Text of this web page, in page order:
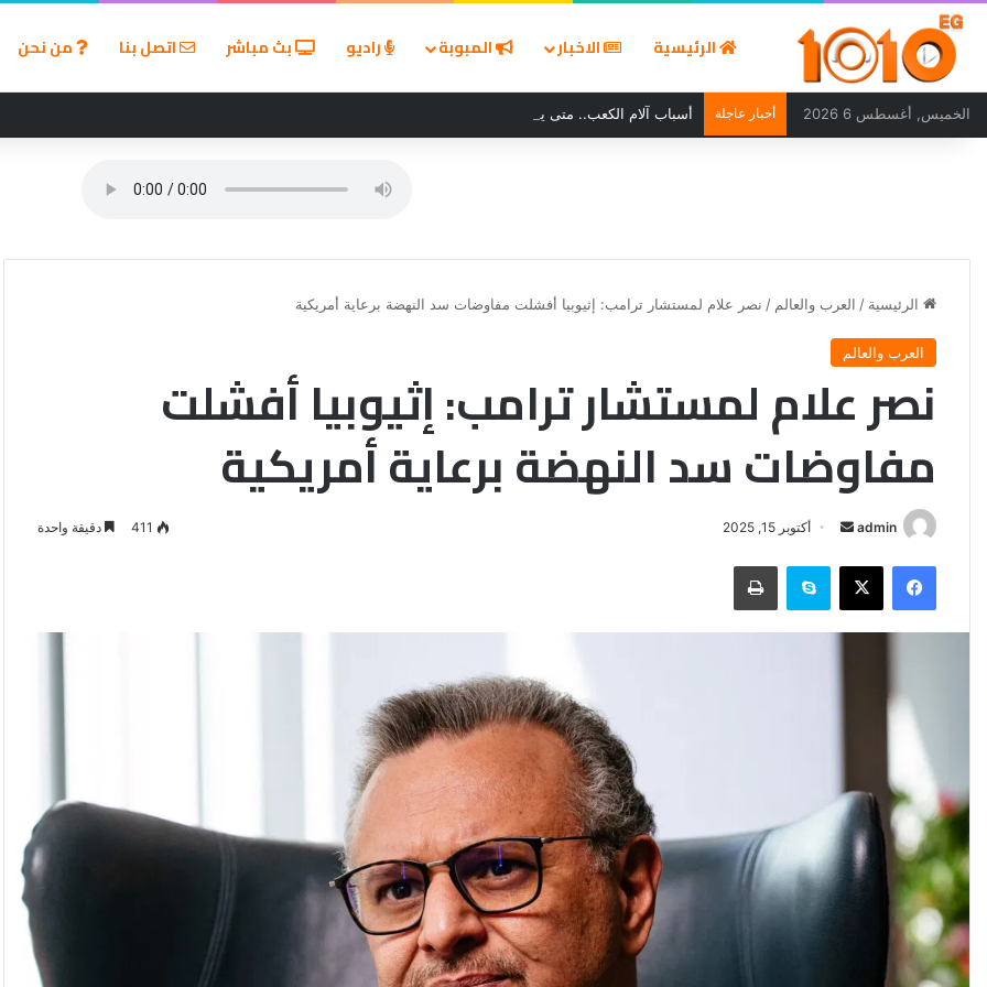
الرئيسية الاخبار المبوبة راديو بث مباشر اتصل بنا من نحن
الخميس, أغسطس 6 2026 أخبار عاجلة أسباب آلام الكعب.. متى يستدعي الألم زيارة الطبيب؟
الرئيسية / العرب والعالم / نصر علام لمستشار ترامب: إثيوبيا أفشلت مفاوضات سد النهضة برعاية أمريكية
العرب والعالم
نصر علام لمستشار ترامب: إثيوبيا أفشلت
مفاوضات سد النهضة برعاية أمريكية
admin
أرسل
إلكترونيا
أكتوبر 15, 2025 411 دقيقة واحدة
فيسبوك ‫X سكايب طباعة